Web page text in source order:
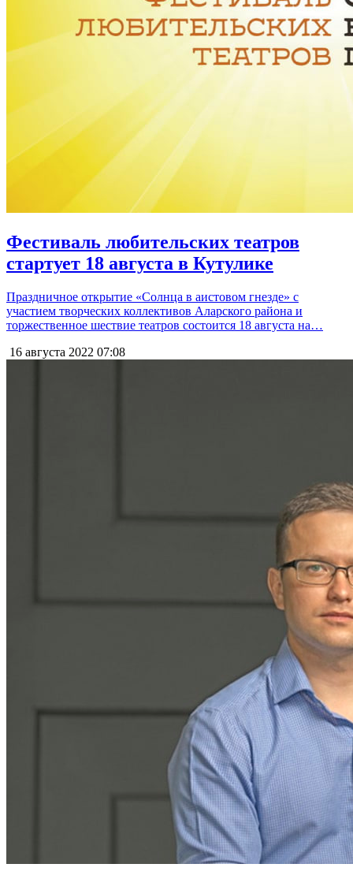
Фестиваль любительских театров
стартует 18 августа в Кутулике
Праздничное открытие «Солнца в аистовом гнезде» с
участием творческих коллективов Аларского района и
торжественное шествие театров состоится 18 августа на…
16 августа 2022 07:08